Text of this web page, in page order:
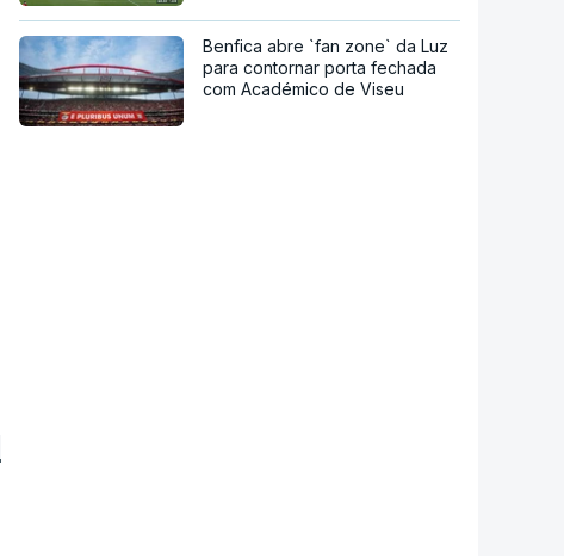
Benfica abre `fan zone` da Luz
para contornar porta fechada
com Académico de Viseu